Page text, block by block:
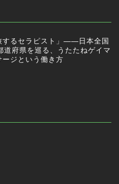
するセラピスト」——日本全国
道府県を巡る、うたたねゲイマ
ージという働き方